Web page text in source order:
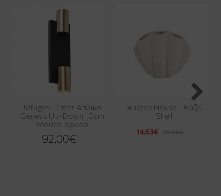
Milagro - Σποτ Απλίκα
Genesis Up-Down 10cm
Μαύρο Χρυσό
92,00€
Andrea House - Βάζο
Shell
14,63€ 20,90€